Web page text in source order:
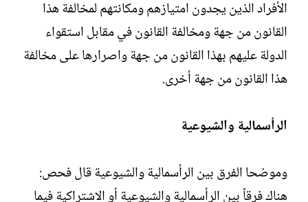
الأفراد الذين يجدون امتيازهم ومكانتهم لمخالفة هذا
القانون من جهة ومخالفة القانون في مقابل استقواء
الدولة عليهم بهذا القانون من جهة واصرارها على مخالفة
هذا القانون من جهة أخرى.
الرأسمالية والشيوعية
وموضحا الفرق بين الرأسمالية والشيوعية قال فحص:
هناك فرقاً بين الرأسمالية والشيوعية أو الاشتراكية فيما